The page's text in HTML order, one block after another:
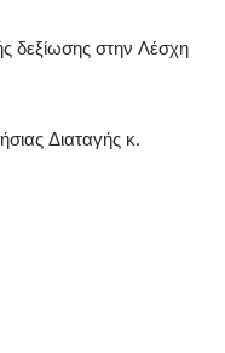
δεξίωσης στην Λέσχη
Διαταγής κ.